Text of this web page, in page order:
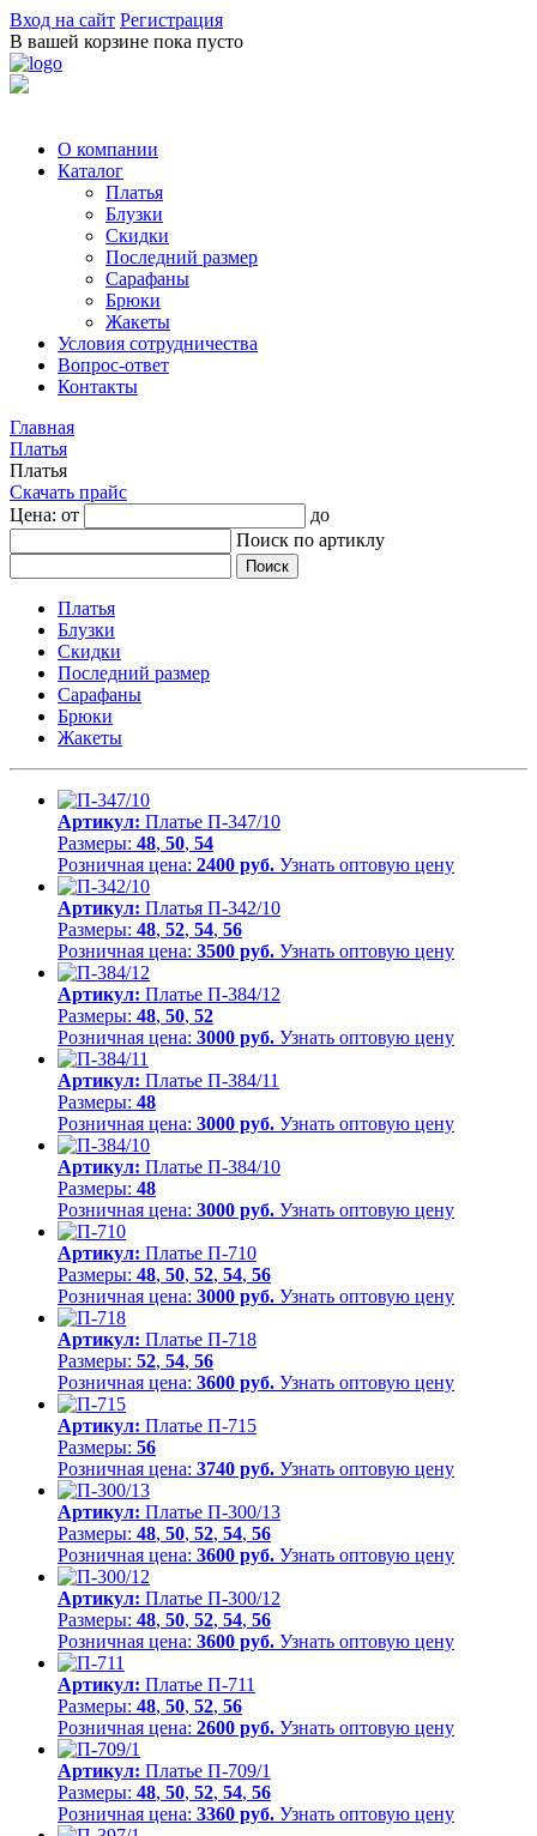
Вход на сайт Регистрация
В вашей корзине пока пусто
О компании
Каталог
Платья
Блузки
Скидки
Последний размер
Сарафаны
Брюки
Жакеты
Условия сотрудничества
Вопрос-ответ
Контакты
Главная
Платья
Платья
Скачать прайс
Цена: от
до
Поиск по артиклу
Платья
Блузки
Скидки
Последний размер
Сарафаны
Брюки
Жакеты
Артикул: Платье П-347/10
Размеры: 48, 50, 54
Розничная цена: 2400 руб. Узнать оптовую цену
Артикул: Платья П-342/10
Размеры: 48, 52, 54, 56
Розничная цена: 3500 руб. Узнать оптовую цену
Артикул: Платье П-384/12
Размеры: 48, 50, 52
Розничная цена: 3000 руб. Узнать оптовую цену
Артикул: Платье П-384/11
Размеры: 48
Розничная цена: 3000 руб. Узнать оптовую цену
Артикул: Платье П-384/10
Размеры: 48
Розничная цена: 3000 руб. Узнать оптовую цену
Артикул: Платье П-710
Размеры: 48, 50, 52, 54, 56
Розничная цена: 3000 руб. Узнать оптовую цену
Артикул: Платье П-718
Размеры: 52, 54, 56
Розничная цена: 3600 руб. Узнать оптовую цену
Артикул: Платье П-715
Размеры: 56
Розничная цена: 3740 руб. Узнать оптовую цену
Артикул: Платье П-300/13
Размеры: 48, 50, 52, 54, 56
Розничная цена: 3600 руб. Узнать оптовую цену
Артикул: Платье П-300/12
Размеры: 48, 50, 52, 54, 56
Розничная цена: 3600 руб. Узнать оптовую цену
Артикул: Платье П-711
Размеры: 48, 50, 52, 56
Розничная цена: 2600 руб. Узнать оптовую цену
Артикул: Платье П-709/1
Размеры: 48, 50, 52, 54, 56
Розничная цена: 3360 руб. Узнать оптовую цену